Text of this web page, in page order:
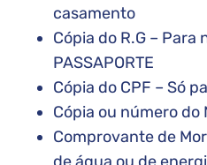
casamento
Cópia do R.G – Para
PASSAPORTE
Cópia do CPF – Só
Cópia ou número do
Comprovante de